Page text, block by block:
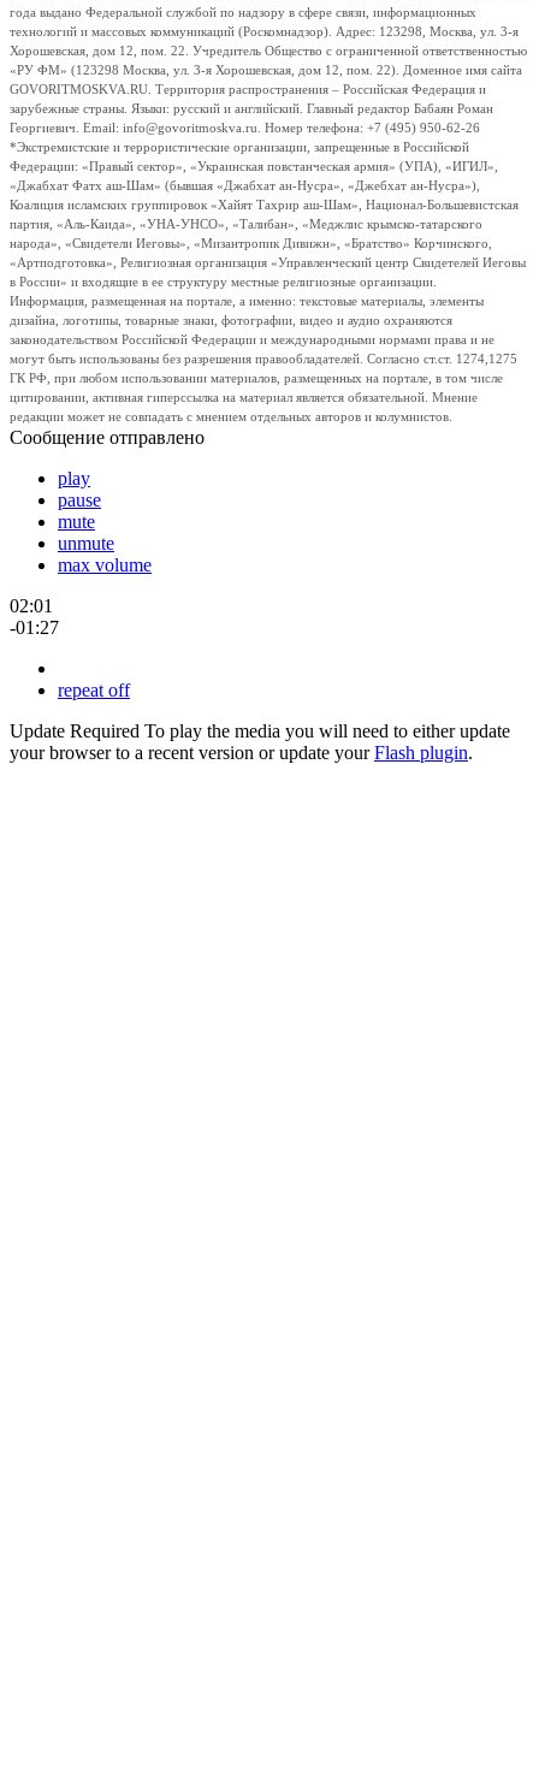
года выдано Федеральной службой по надзору в сфере связи, информационных
технологий и массовых коммуникаций (Роскомнадзор). Адрес: 123298, Москва, ул. 3-я
Хорошевская, дом 12, пом. 22. Учредитель Общество с ограниченной ответственностью
«РУ ФМ» (123298 Москва, ул. 3-я Хорошевская, дом 12, пом. 22). Доменное имя сайта
GOVORITMOSKVA.RU. Территория распространения – Российская Федерация и
зарубежные страны. Языки: русский и английский. Главный редактор Бабаян Роман
Георгиевич. Email: info@govoritmoskva.ru. Номер телефона: +7 (495) 950-62-26
*Экстремистские и террористические организации, запрещенные в Российской
Федерации: «Правый сектор», «Украинская повстанческая армия» (УПА), «ИГИЛ»,
«Джабхат Фатх аш-Шам» (бывшая «Джабхат ан-Нусра», «Джебхат ан-Нусра»),
Коалиция исламских группировок «Хайят Тахрир аш-Шам», Национал-Большевистская
партия, «Аль-Каида», «УНА-УНСО», «Талибан», «Меджлис крымско-татарского
народа», «Свидетели Иеговы», «Мизантропик Дивижн», «Братство» Корчинского,
«Артподготовка», Религиозная организация «Управленческий центр Свидетелей Иеговы
в России» и входящие в ее структуру местные религиозные организации.
Информация, размещенная на портале, а именно: текстовые материалы, элементы
дизайна, логотипы, товарные знаки, фотографии, видео и аудио охраняются
законодательством Российской Федерации и международными нормами права и не
могут быть использованы без разрешения правообладателей. Согласно ст.ст. 1274,1275
ГК РФ, при любом использовании материалов, размещенных на портале, в том числе
цитировании, активная гиперссылка на материал является обязательной. Мнение
редакции может не совпадать с мнением отдельных авторов и колумнистов.
Сообщение отправлено
play
pause
mute
unmute
max volume
02:01
-01:27
repeat off
Update Required To play the media you will need to either update
your browser to a recent version or update yourFlash plugin.